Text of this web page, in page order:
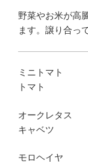
野菜やお米が高
ます。譲り合っ
ミニトマト
トマト
オークレタス
キャベツ
モロヘイヤ